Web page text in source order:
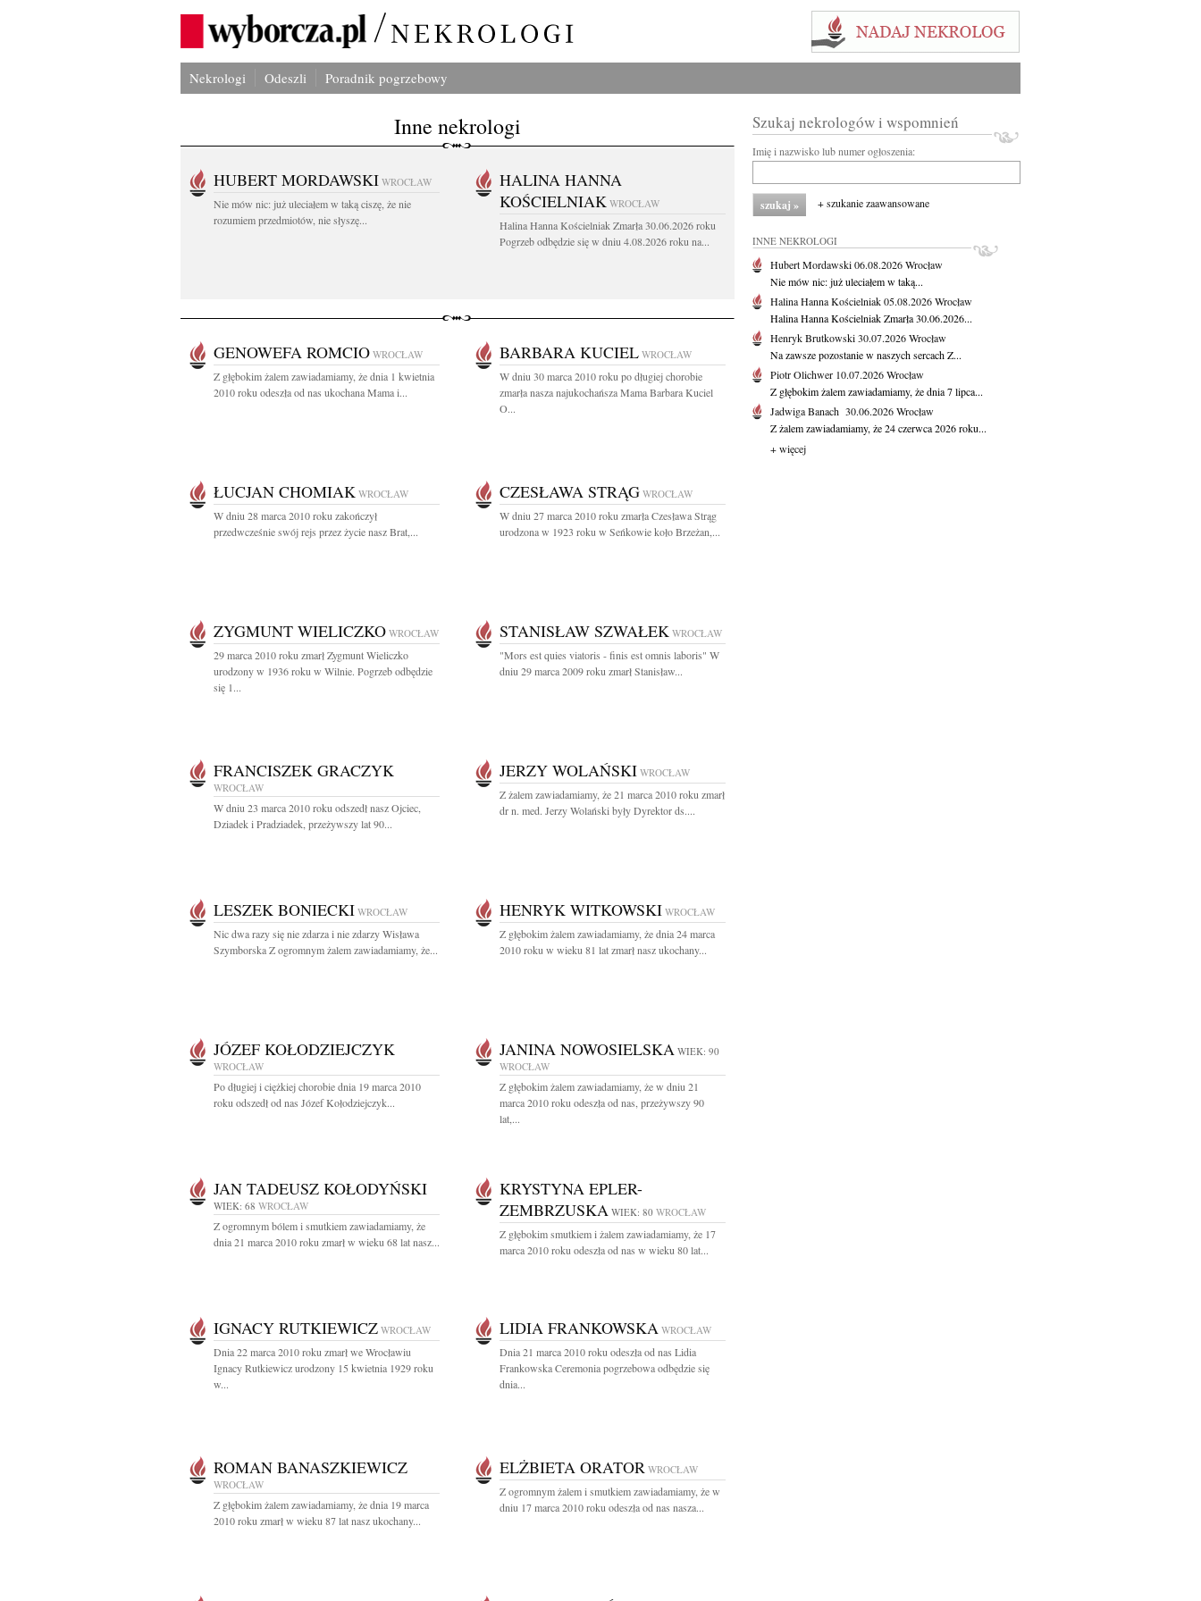
Nekrologi Odeszli Poradnik pogrzebowy
Inne nekrologi
HUBERT MORDAWSKI WROCŁAW
Nie mów nic: już uleciałem w taką ciszę, że nie
rozumiem przedmiotów, nie słyszę...
HALINA HANNA
KOŚCIELNIAK WROCŁAW
Halina Hanna Kościelniak Zmarła 30.06.2026 roku
Pogrzeb odbędzie się w dniu 4.08.2026 roku na...
GENOWEFA ROMCIO WROCŁAW
Z głębokim żalem zawiadamiamy, że dnia 1 kwietnia
2010 roku odeszła od nas ukochana Mama i...
BARBARA KUCIEL WROCŁAW
W dniu 30 marca 2010 roku po długiej chorobie
zmarła nasza najukochańsza Mama Barbara Kuciel
O...
ŁUCJAN CHOMIAK WROCŁAW
W dniu 28 marca 2010 roku zakończył
przedwcześnie swój rejs przez życie nasz Brat,...
CZESŁAWA STRĄG WROCŁAW
W dniu 27 marca 2010 roku zmarła Czesława Strąg
urodzona w 1923 roku w Seńkowie koło Brzeżan,...
ZYGMUNT WIELICZKO WROCŁAW
29 marca 2010 roku zmarł Zygmunt Wieliczko
urodzony w 1936 roku w Wilnie. Pogrzeb odbędzie
się 1...
STANISŁAW SZWAŁEK WROCŁAW
"Mors est quies viatoris - finis est omnis laboris" W
dniu 29 marca 2009 roku zmarł Stanisław...
FRANCISZEK GRACZYK
WROCŁAW
W dniu 23 marca 2010 roku odszedł nasz Ojciec,
Dziadek i Pradziadek, przeżywszy lat 90...
JERZY WOLAŃSKI WROCŁAW
Z żalem zawiadamiamy, że 21 marca 2010 roku zmarł
dr n. med. Jerzy Wolański były Dyrektor ds....
LESZEK BONIECKI WROCŁAW
Nic dwa razy się nie zdarza i nie zdarzy Wisława
Szymborska Z ogromnym żalem zawiadamiamy, że...
HENRYK WITKOWSKI WROCŁAW
Z głębokim żalem zawiadamiamy, że dnia 24 marca
2010 roku w wieku 81 lat zmarł nasz ukochany...
JÓZEF KOŁODZIEJCZYK
WROCŁAW
Po długiej i ciężkiej chorobie dnia 19 marca 2010
roku odszedł od nas Józef Kołodziejczyk...
JANINA NOWOSIELSKA WIEK: 90
WROCŁAW
Z głębokim żalem zawiadamiamy, że w dniu 21
marca 2010 roku odeszła od nas, przeżywszy 90
lat,...
JAN TADEUSZ KOŁODYŃSKI
WIEK: 68 WROCŁAW
Z ogromnym bólem i smutkiem zawiadamiamy, że
dnia 21 marca 2010 roku zmarł w wieku 68 lat nasz...
KRYSTYNA EPLER-
ZEMBRZUSKA WIEK: 80 WROCŁAW
Z głębokim smutkiem i żalem zawiadamiamy, że 17
marca 2010 roku odeszła od nas w wieku 80 lat...
IGNACY RUTKIEWICZ WROCŁAW
Dnia 22 marca 2010 roku zmarł we Wrocławiu
Ignacy Rutkiewicz urodzony 15 kwietnia 1929 roku
w...
LIDIA FRANKOWSKA WROCŁAW
Dnia 21 marca 2010 roku odeszła od nas Lidia
Frankowska Ceremonia pogrzebowa odbędzie się
dnia...
ROMAN BANASZKIEWICZ
WROCŁAW
Z głębokim żalem zawiadamiamy, że dnia 19 marca
2010 roku zmarł w wieku 87 lat nasz ukochany...
ELŻBIETA ORATOR WROCŁAW
Z ogromnym żalem i smutkiem zawiadamiamy, że w
dniu 17 marca 2010 roku odeszła od nas nasza...
Szukaj nekrologów i wspomnień
Imię i nazwisko lub numer ogłoszenia:
+ szukanie zaawansowane
INNE NEKROLOGI
Hubert Mordawski06.08.2026Wrocław
Nie mów nic: już uleciałem w taką...
Halina Hanna Kościelniak05.08.2026Wrocław
Halina Hanna Kościelniak Zmarła 30.06.2026...
Henryk Brutkowski30.07.2026Wrocław
Na zawsze pozostanie w naszych sercach Z...
Piotr Olichwer 10.07.2026Wrocław
Z głębokim żalem zawiadamiamy, że dnia 7 lipca...
Jadwiga Banach 30.06.2026Wrocław
Z żalem zawiadamiamy, że 24 czerwca 2026 roku...
+ więcej